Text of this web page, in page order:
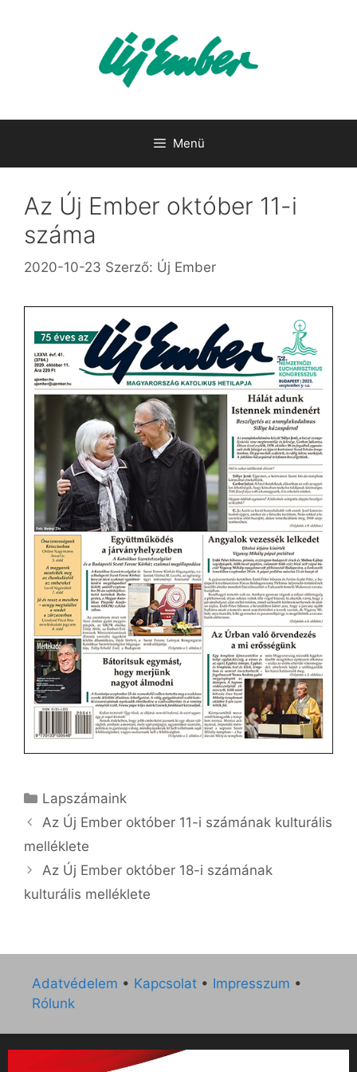
Menü
Az Új Ember október 11-i
száma
2020-10-23 Szerző: Új Ember
Kategória
Lapszámaink
Az Új Ember október 11-i számának kulturális
melléklete
Az Új Ember október 18-i számának
kulturális melléklete
Adatvédelem • Kapcsolat • Impresszum •
Rólunk